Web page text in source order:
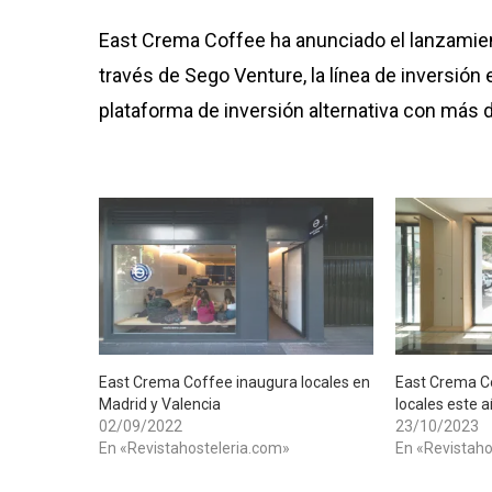
East Crema Coffee ha anunciado el
través de Sego Venture, la línea de
plataforma de inversión alternativa con más
​East Crema Coffee inaugura locales en
Madrid y Valencia
02/09/2022
En «Revistahosteleria.com»
East Crema
locales este
23/10/2023
En